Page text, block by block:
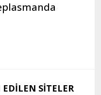
SİTELER